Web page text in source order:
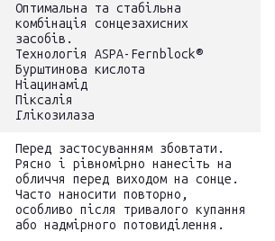
Оптимальна та стабільна
комбінація сонцезахисних
засобів.
Технологія ASPA-Fernblock®
Бурштинова кислота
Ніацинамід
Піксалія
Глікозилаза
Перед застосуванням збовтати.
Рясно і рівномірно нанесіть на
обличчя перед виходом на сонце.
Часто наносити повторно,
особливо після тривалого купання
або надмірного потовиділення.